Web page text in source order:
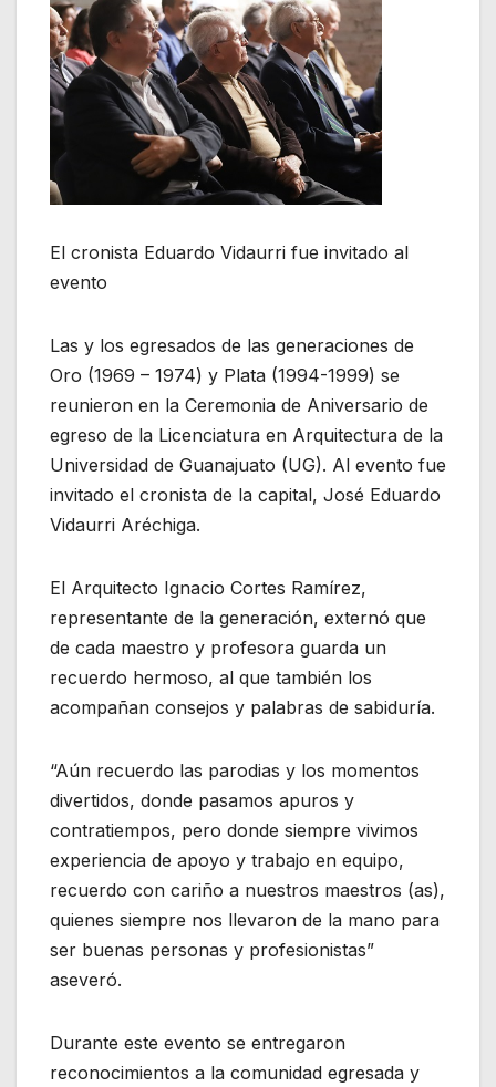
El cronista Eduardo Vidaurri fue invitado al
evento
Las y los egresados de las generaciones de
Oro (1969 – 1974) y Plata (1994-1999) se
reunieron en la Ceremonia de Aniversario de
egreso de la Licenciatura en Arquitectura de la
Universidad de Guanajuato (UG). Al evento fue
invitado el cronista de la capital, José Eduardo
Vidaurri Aréchiga.
El Arquitecto Ignacio Cortes Ramírez,
representante de la generación, externó que
de cada maestro y profesora guarda un
recuerdo hermoso, al que también los
acompañan consejos y palabras de sabiduría.
“Aún recuerdo las parodias y los momentos
divertidos, donde pasamos apuros y
contratiempos, pero donde siempre vivimos
experiencia de apoyo y trabajo en equipo,
recuerdo con cariño a nuestros maestros (as),
quienes siempre nos llevaron de la mano para
ser buenas personas y profesionistas”
aseveró.
Durante este evento se entregaron
reconocimientos a la comunidad egresada y